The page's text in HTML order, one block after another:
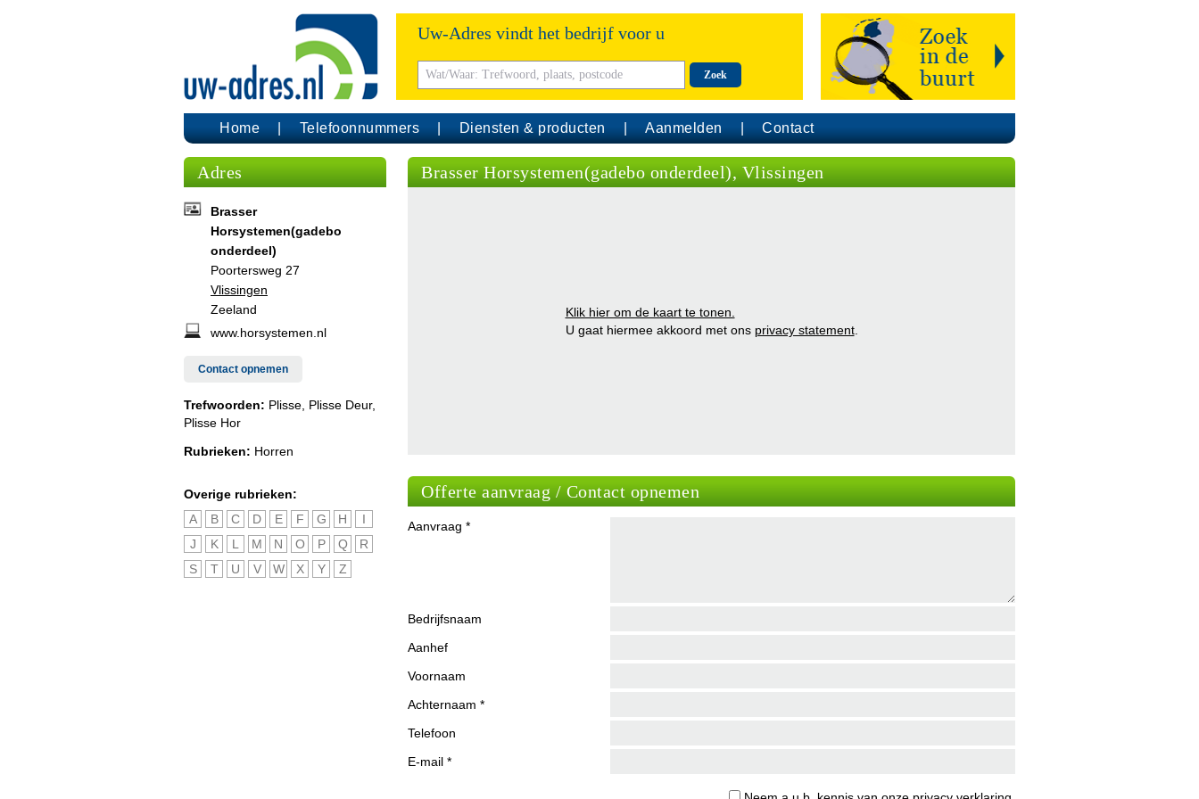
Uw-Adres vindt het bedrijf voor u
Zoek
Home Telefoonnummers Diensten & producten Aanmelden Contact
Adres
Brasser
Horsystemen(gadebo
onderdeel)
Poortersweg 27
Vlissingen
Zeeland
www.horsystemen.nl
Contact opnemen
Trefwoorden: Plisse, Plisse Deur,
Plisse Hor
Rubrieken: Horren
Overige rubrieken:
A
B C D E F G H
I
J
K L M N O P Q
R
S
T U V W X Y Z
Brasser Horsystemen(gadebo onderdeel), Vlissingen
Klik hier om de kaart te tonen.
U gaat hiermee akkoord met ons privacy statement.
Offerte aanvraag / Contact opnemen
Aanvraag *
Bedrijfsnaam
Aanhef
Voornaam
Achternaam *
Telefoon
E-mail *